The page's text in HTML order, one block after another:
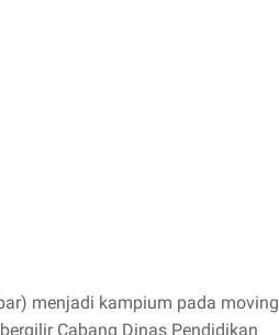
menjadi kampium pada moving
Cabang Dinas Pendidikan